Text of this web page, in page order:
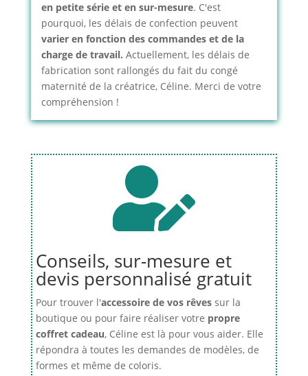
en petite série et en sur-mesure. C'est
pourquoi, les délais de confection peuvent
varier en fonction des commandes et de la
charge de travail. Actuellement, les délais de
fabrication sont rallongés du fait du congé
maternité de la créatrice, Céline. Merci de votre
compréhension !

Conseils, sur-mesure et
devis personnalisé gratuit
Pour trouver l'accessoire de vos rêvessur la
boutique ou pour faire réaliser votre propre
coffret cadeau, Céline est là pour vous aider. Elle
répondra à toutes les demandes de modèles, de
formes et même de coloris.